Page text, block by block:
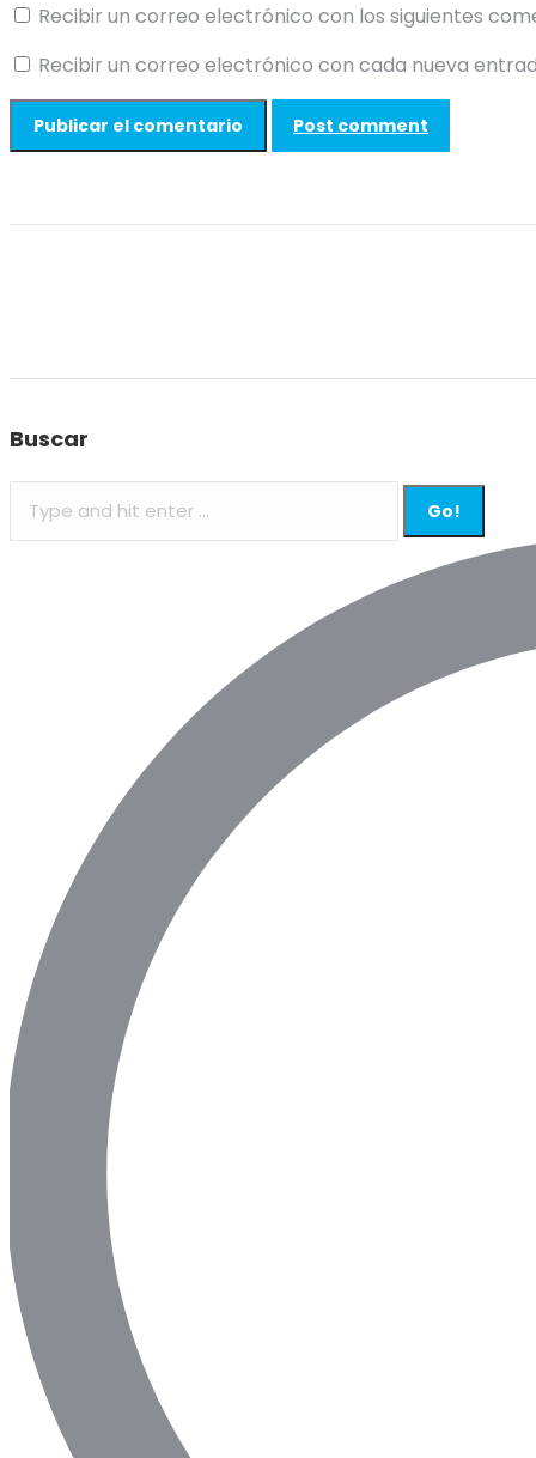
Recibir un correo electrónico con los siguientes
Recibir un correo electrónico con cada nueva
Post comment
Buscar